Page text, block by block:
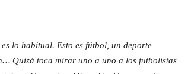
lo habitual. Esto es fútbol, un deporte
Quizá toca mirar uno a uno a los futbolistas